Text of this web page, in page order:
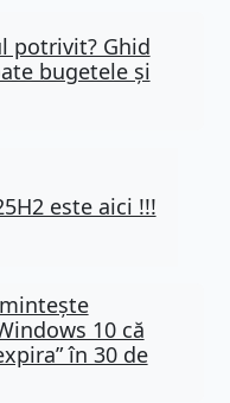
potrivit? Ghid
bugetele și
este aici !!!
10 că
în 30 de